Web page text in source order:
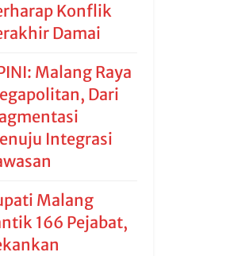
Konflik
Damai
Malang Raya
Dari
Integrasi
Malang
166 Pejabat,